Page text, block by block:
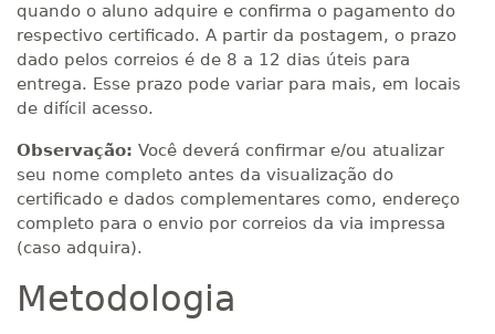
quando o aluno adquire e confirma o pagamento do
respectivo certificado. A partir da postagem, o prazo
dado pelos correios é de 8 a 12 dias úteis para
entrega. Esse prazo pode variar para mais, em locais
de difícil acesso.
Observação: Você deverá confirmar e/ou atualizar
seu nome completo antes da visualização do
certificado e dados complementares como, endereço
completo para o envio por correios da via impressa
(caso adquira).
Metodologia